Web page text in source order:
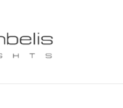
СТЕПЕН НА ЗАЩИТА